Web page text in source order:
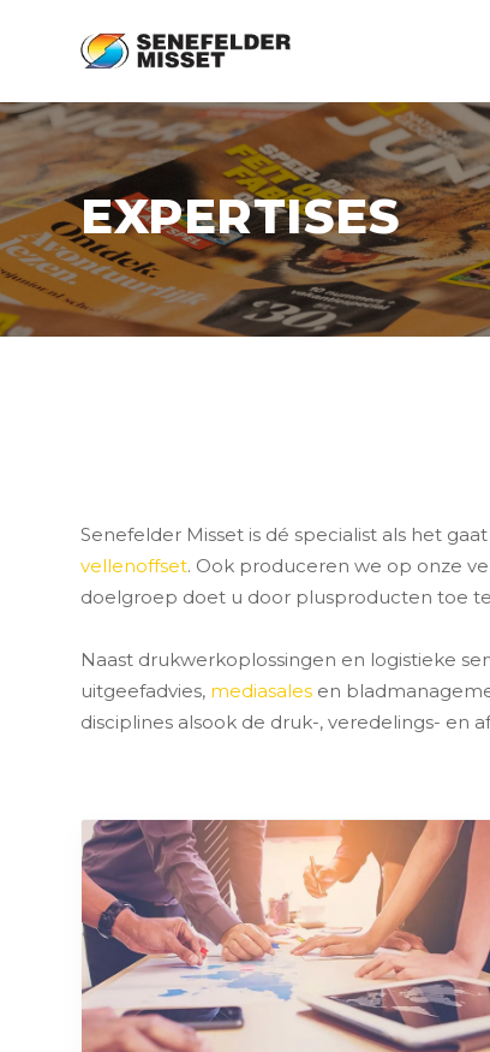
EXPERTISES
Senefelder Misset is dé specialist als het
vellenoffset. Ook produceren we op onze
doelgroep doet u door plusproducten toe
Naast drukwerkoplossingen en logistieke
uitgeefadvies, mediasales en
disciplines alsook de druk-, veredelings- en